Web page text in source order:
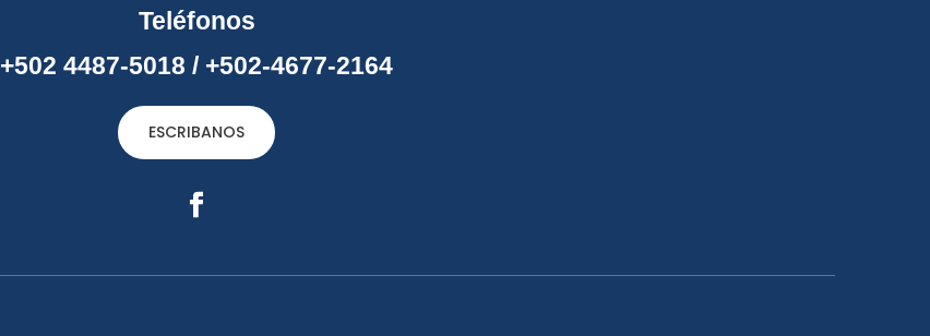
Teléfonos
+502 4487-5018 / +502-4677-2164
ESCRIBANOS